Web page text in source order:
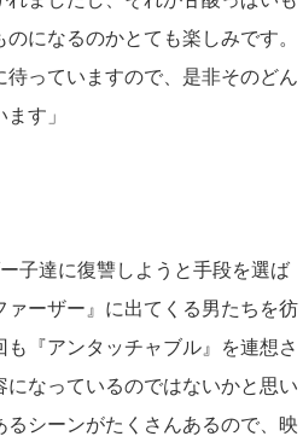
になるのかとても楽しみです。
っていますので、是非そのどん
す」
子達に復讐しようと手段を選ば
ーザー』に出てくる男たちを彷
『アンタッチャブル』を連想さ
なっているのではないかと思い
シーンがたくさんあるので、映